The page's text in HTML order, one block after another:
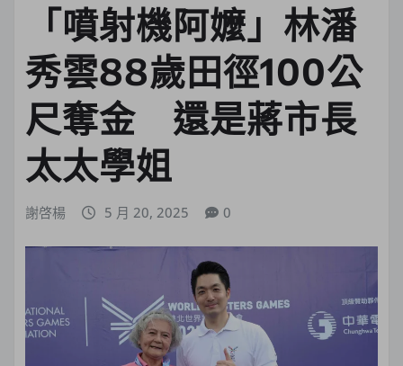
「噴射機阿嬤」林潘
秀雲88歲田徑100公
尺奪金 還是蔣市長
太太學姐
謝啓楊 5 月 20, 2025 0